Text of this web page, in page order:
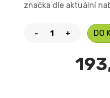
značka dle aktuální
- + DO